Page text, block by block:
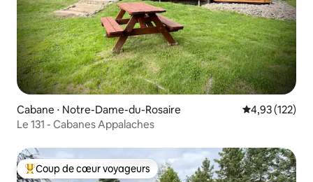
Cabane ⋅ Notre-Dame-du-Rosaire Évaluation
4,93 (122)
Le 131 - Cabanes Appalaches
Coups de cœur voyageurs les plus appréciés
Coup de cœur voyageurs